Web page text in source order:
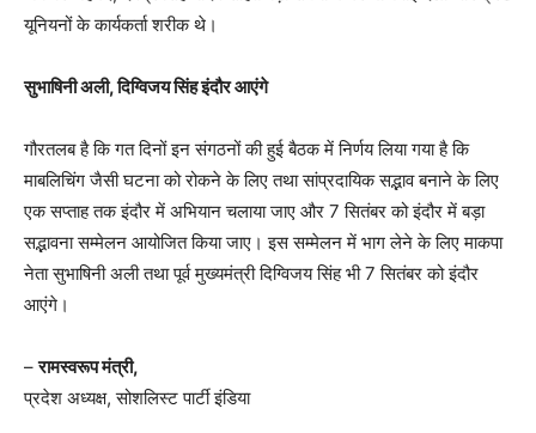
यूनियनों के कार्यकर्ता शरीक थे।
सुभाषिनी अली, दिग्विजय सिंह इंदौर आएंगे
गौरतलब है कि गत दिनों इन संगठनों की हुई बैठक में निर्णय लिया गया है कि
माबलिचिंग जैसी घटना को रोकने के लिए तथा सांप्रदायिक सद्भाव बनाने के लिए
एक सप्ताह तक इंदौर में अभियान चलाया जाए और 7 सितंबर को इंदौर में बड़ा
सद्भावना सम्मेलन आयोजित किया जाए। इस सम्मेलन में भाग लेने के लिए माकपा
नेता सुभाषिनी अली तथा पूर्व मुख्यमंत्री दिग्विजय सिंह भी 7 सितंबर को इंदौर
आएंगे।
–रामस्वरूप मंत्री,
प्रदेश अध्यक्ष, सोशलिस्ट पार्टी इंडिया